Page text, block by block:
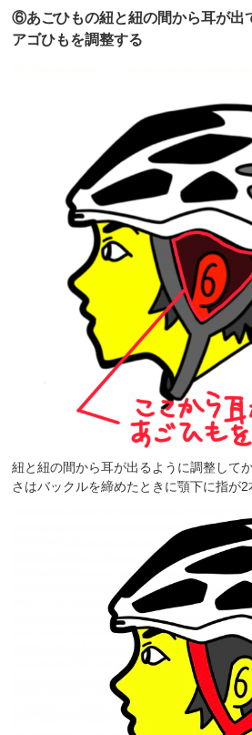
⑥あごひもの紐と紐の間から耳が出
アゴひもを調整する
紐と紐の間から耳が出るように調整して
さはバックルを締めたときに顎下に指が2